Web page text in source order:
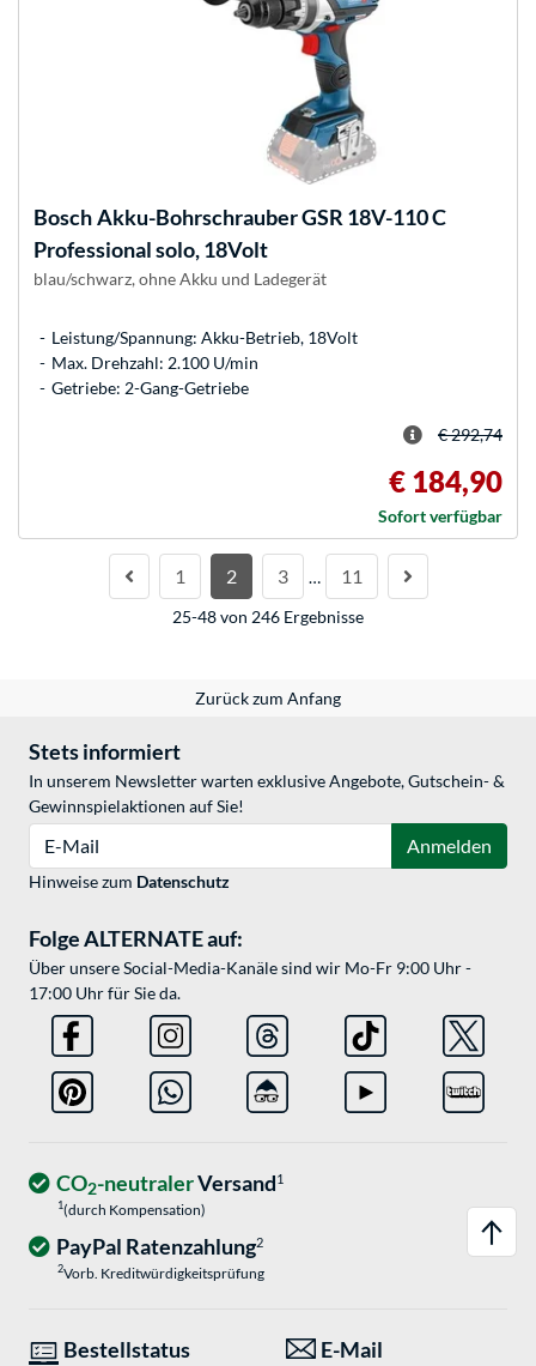
BoschAkku-Bohrschrauber GSR 18V-110 C
Professional solo, 18Volt
blau/schwarz, ohne Akku und Ladegerät
Leistung/Spannung: Akku-Betrieb, 18Volt
Max. Drehzahl: 2.100 U/min
Getriebe: 2-Gang-Getriebe
€ 292,74
€ 184,90
Sofort verfügbar
1 2 3 … 11
25-48 von 246 Ergebnisse
Zurück zum Anfang
Stets informiert
In unserem Newsletter warten exklusive Angebote, Gutschein- &
Gewinnspielaktionen auf Sie!
Anmelden
Hinweise zum Datenschutz
Folge ALTERNATE auf:
Über unsere Social-Media-Kanäle sind wir Mo-Fr 9:00 Uhr -
17:00 Uhr für Sie da.
CO2-neutralerVersand1
1(durch Kompensation)
PayPal Ratenzahlung2
2Vorb. Kreditwürdigkeitsprüfung
Bestellstatus E-Mail